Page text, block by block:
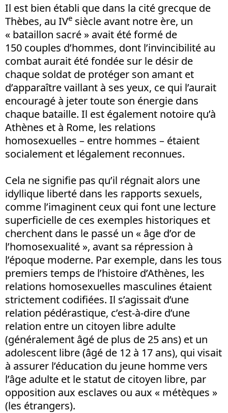
Il est bien établi que dans la cité grecque de
Thèbes, au IVe siècle avant notre ère, un
« bataillon sacré » avait été formé de
150 couples d’hommes, dont l’invincibilité au
combat aurait été fondée sur le désir de
chaque soldat de protéger son amant et
d’apparaître vaillant à ses yeux, ce qui l’aurait
encouragé à jeter toute son énergie dans
chaque bataille. Il est également notoire qu’à
Athènes et à Rome, les relations
homosexuelles – entre hommes – étaient
socialement et légalement reconnues.
Cela ne signifie pas qu’il régnait alors une
idyllique liberté dans les rapports sexuels,
comme l’imaginent ceux qui font une lecture
superficielle de ces exemples historiques et
cherchent dans le passé un « âge d’or de
l’homosexualité », avant sa répression à
l’époque moderne. Par exemple, dans les tous
premiers temps de l’histoire d’Athènes, les
relations homosexuelles masculines étaient
strictement codifiées. Il s’agissait d’une
relation pédérastique, c’est-à-dire d’une
relation entre un citoyen libre adulte
(généralement âgé de plus de 25 ans) et un
adolescent libre (âgé de 12 à 17 ans), qui visait
à assurer l’éducation du jeune homme vers
l’âge adulte et le statut de citoyen libre, par
opposition aux esclaves ou aux « métèques »
(les étrangers).